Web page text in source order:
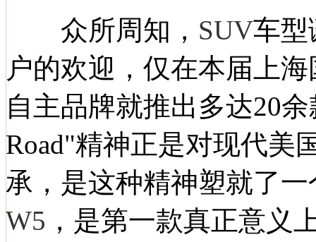
众所周知， SUV车型
户的欢迎，仅在本届上
自主品牌就推出多达20余
Road"精神正是对现代美
承，是这种精神塑就了
W5 ，是第一款真正意义